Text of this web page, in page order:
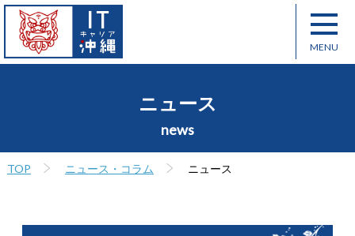
ニュース
news
TOP ニュース・コラム ニュース